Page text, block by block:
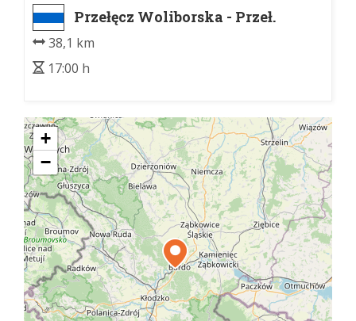
Przełęcz Woliborska - Przeł.
Kłodzka
38,1 km
17:00 h
+
−